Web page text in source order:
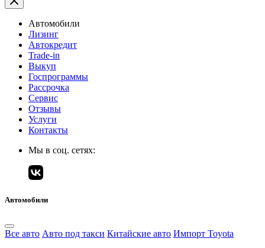
Автомобили
Лизинг
Автокредит
Trade-in
Выкуп
Госпрограммы
Рассрочка
Сервис
Отзывы
Услуги
Контакты
Мы в соц. сетях:
Автомобили
Все авто Авто под такси Китайские авто Импорт Toyota